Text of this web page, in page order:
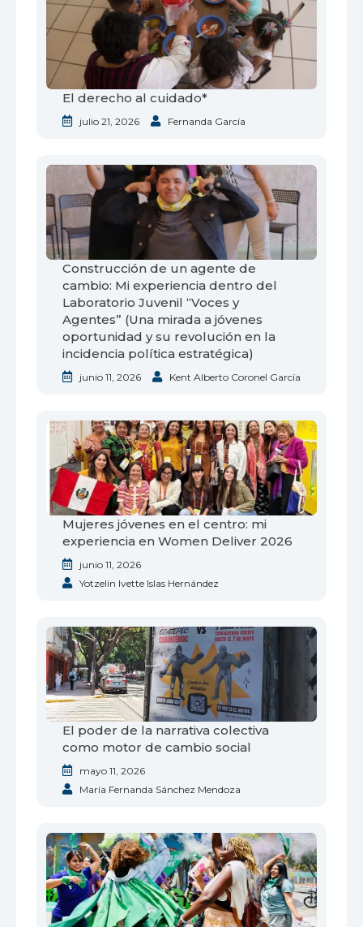
El derecho al cuidado*
julio 21, 2026 Fernanda García
Construcción de un agente de
cambio: Mi experiencia dentro del
Laboratorio Juvenil “Voces y
Agentes” (Una mirada a jóvenes
oportunidad y su revolución en la
incidencia política estratégica)
junio 11, 2026 Kent Alberto Coronel García
Mujeres jóvenes en el centro: mi
experiencia en Women Deliver 2026
junio 11, 2026
Yotzelin Ivette Islas Hernández
El poder de la narrativa colectiva
como motor de cambio social
mayo 11, 2026
María Fernanda Sánchez Mendoza